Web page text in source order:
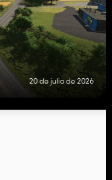
20 de julio de 2026